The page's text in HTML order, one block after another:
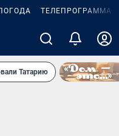
ТЕЛЕПРОГРАММА
Татарию